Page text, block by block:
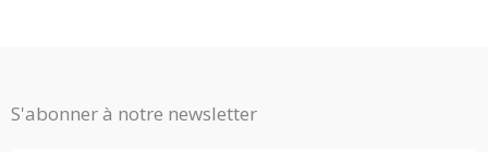
S'abonner à notre newsletter